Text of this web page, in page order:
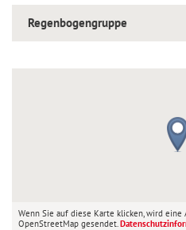
Regenbogengruppe
Wenn Sie auf diese Karte klicken, wird eine
OpenStreetMap gesendet.